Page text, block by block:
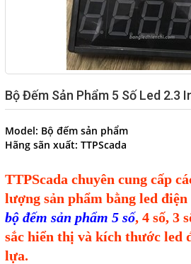
Bộ Đếm Sản Phẩm 5 Số Led 2.3
Model: Bộ đếm sản phẩm
Hãng sãn xuất: TTPScada
TTPScada chuyên cung cấp
lượng sản phẩm bằng led
bộ đếm sản phẩm 5 số, 4 số, 3
sắc hiển thị và kích thước led
lựa.